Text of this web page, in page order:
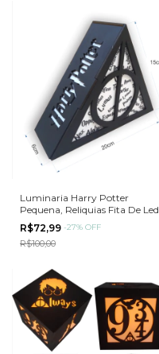
Luminaria Harry Potter
Pequena, Reliquias Fita De Led
R$72,99 -27% OFF
R$100,00